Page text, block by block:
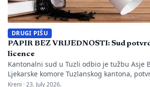
DRUGI PIŠU
PAPIR BEZ VRIJEDNOSTI: Sud
licence
Kantonalni sud u Tuzli odbio je tužbu Asje
Ljekarske komore Tuzlanskog kantona,
joj se ne izda, odnosno ne obnovi licenca za
Kreni ·23. July 2026.